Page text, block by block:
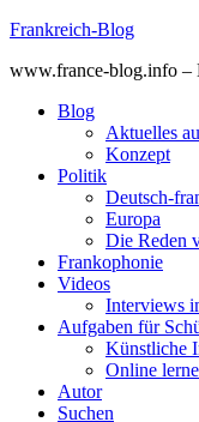
Skip
content
Frankreich-Blog
www.france-blog.info –
Blog
Aktuelles
Konzept
Politik
Deutsch-
Europa
Die Reden
Frankophonie
Videos
Interviews
Aufgaben für
Künstliche
Online
Autor
Suchen